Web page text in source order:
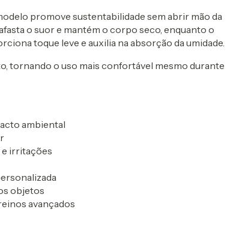
promove sustentabilidade sem abrir mão da
o suor e mantém o corpo seco, enquanto o
toque leve e auxilia na absorção da umidade.
tornando o uso mais confortável mesmo durante
ambiental
irritações
objetos
avançados